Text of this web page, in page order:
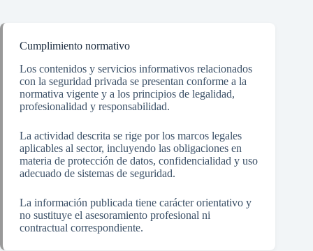
Cumplimiento normativo
Los contenidos y servicios informativos relacionados
con la seguridad privada se presentan conforme a la
normativa vigente y a los principios de legalidad,
profesionalidad y responsabilidad.
La actividad descrita se rige por los marcos legales
aplicables al sector, incluyendo las obligaciones en
materia de protección de datos, confidencialidad y uso
adecuado de sistemas de seguridad.
La información publicada tiene carácter orientativo y
no sustituye el asesoramiento profesional ni
contractual correspondiente.